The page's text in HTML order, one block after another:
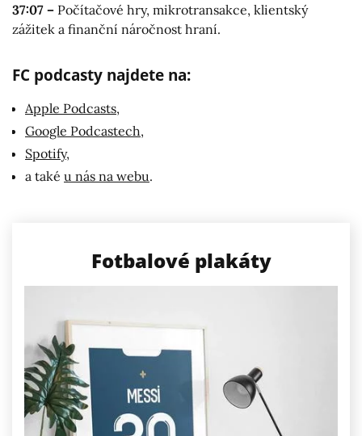
37:07 – Počítačové hry, mikrotransakce, klientský
zážitek a finanční náročnost hraní.
FC podcasty najdete na:
Apple Podcasts,
Google Podcastech,
Spotify,
a také u nás na webu.
Fotbalové plakáty